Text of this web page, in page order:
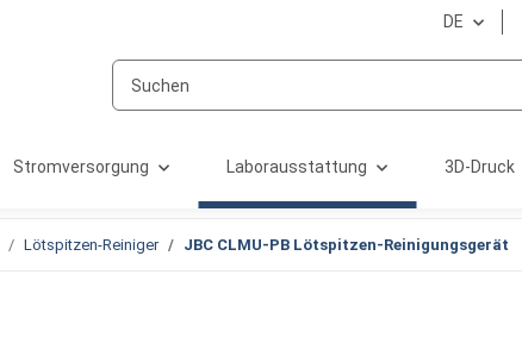
DE
Stromversorgung Laborausstattung 3D-Druck
Lötspitzen-Reiniger JBC CLMU-PB Lötspitzen-Reinigungsgerät